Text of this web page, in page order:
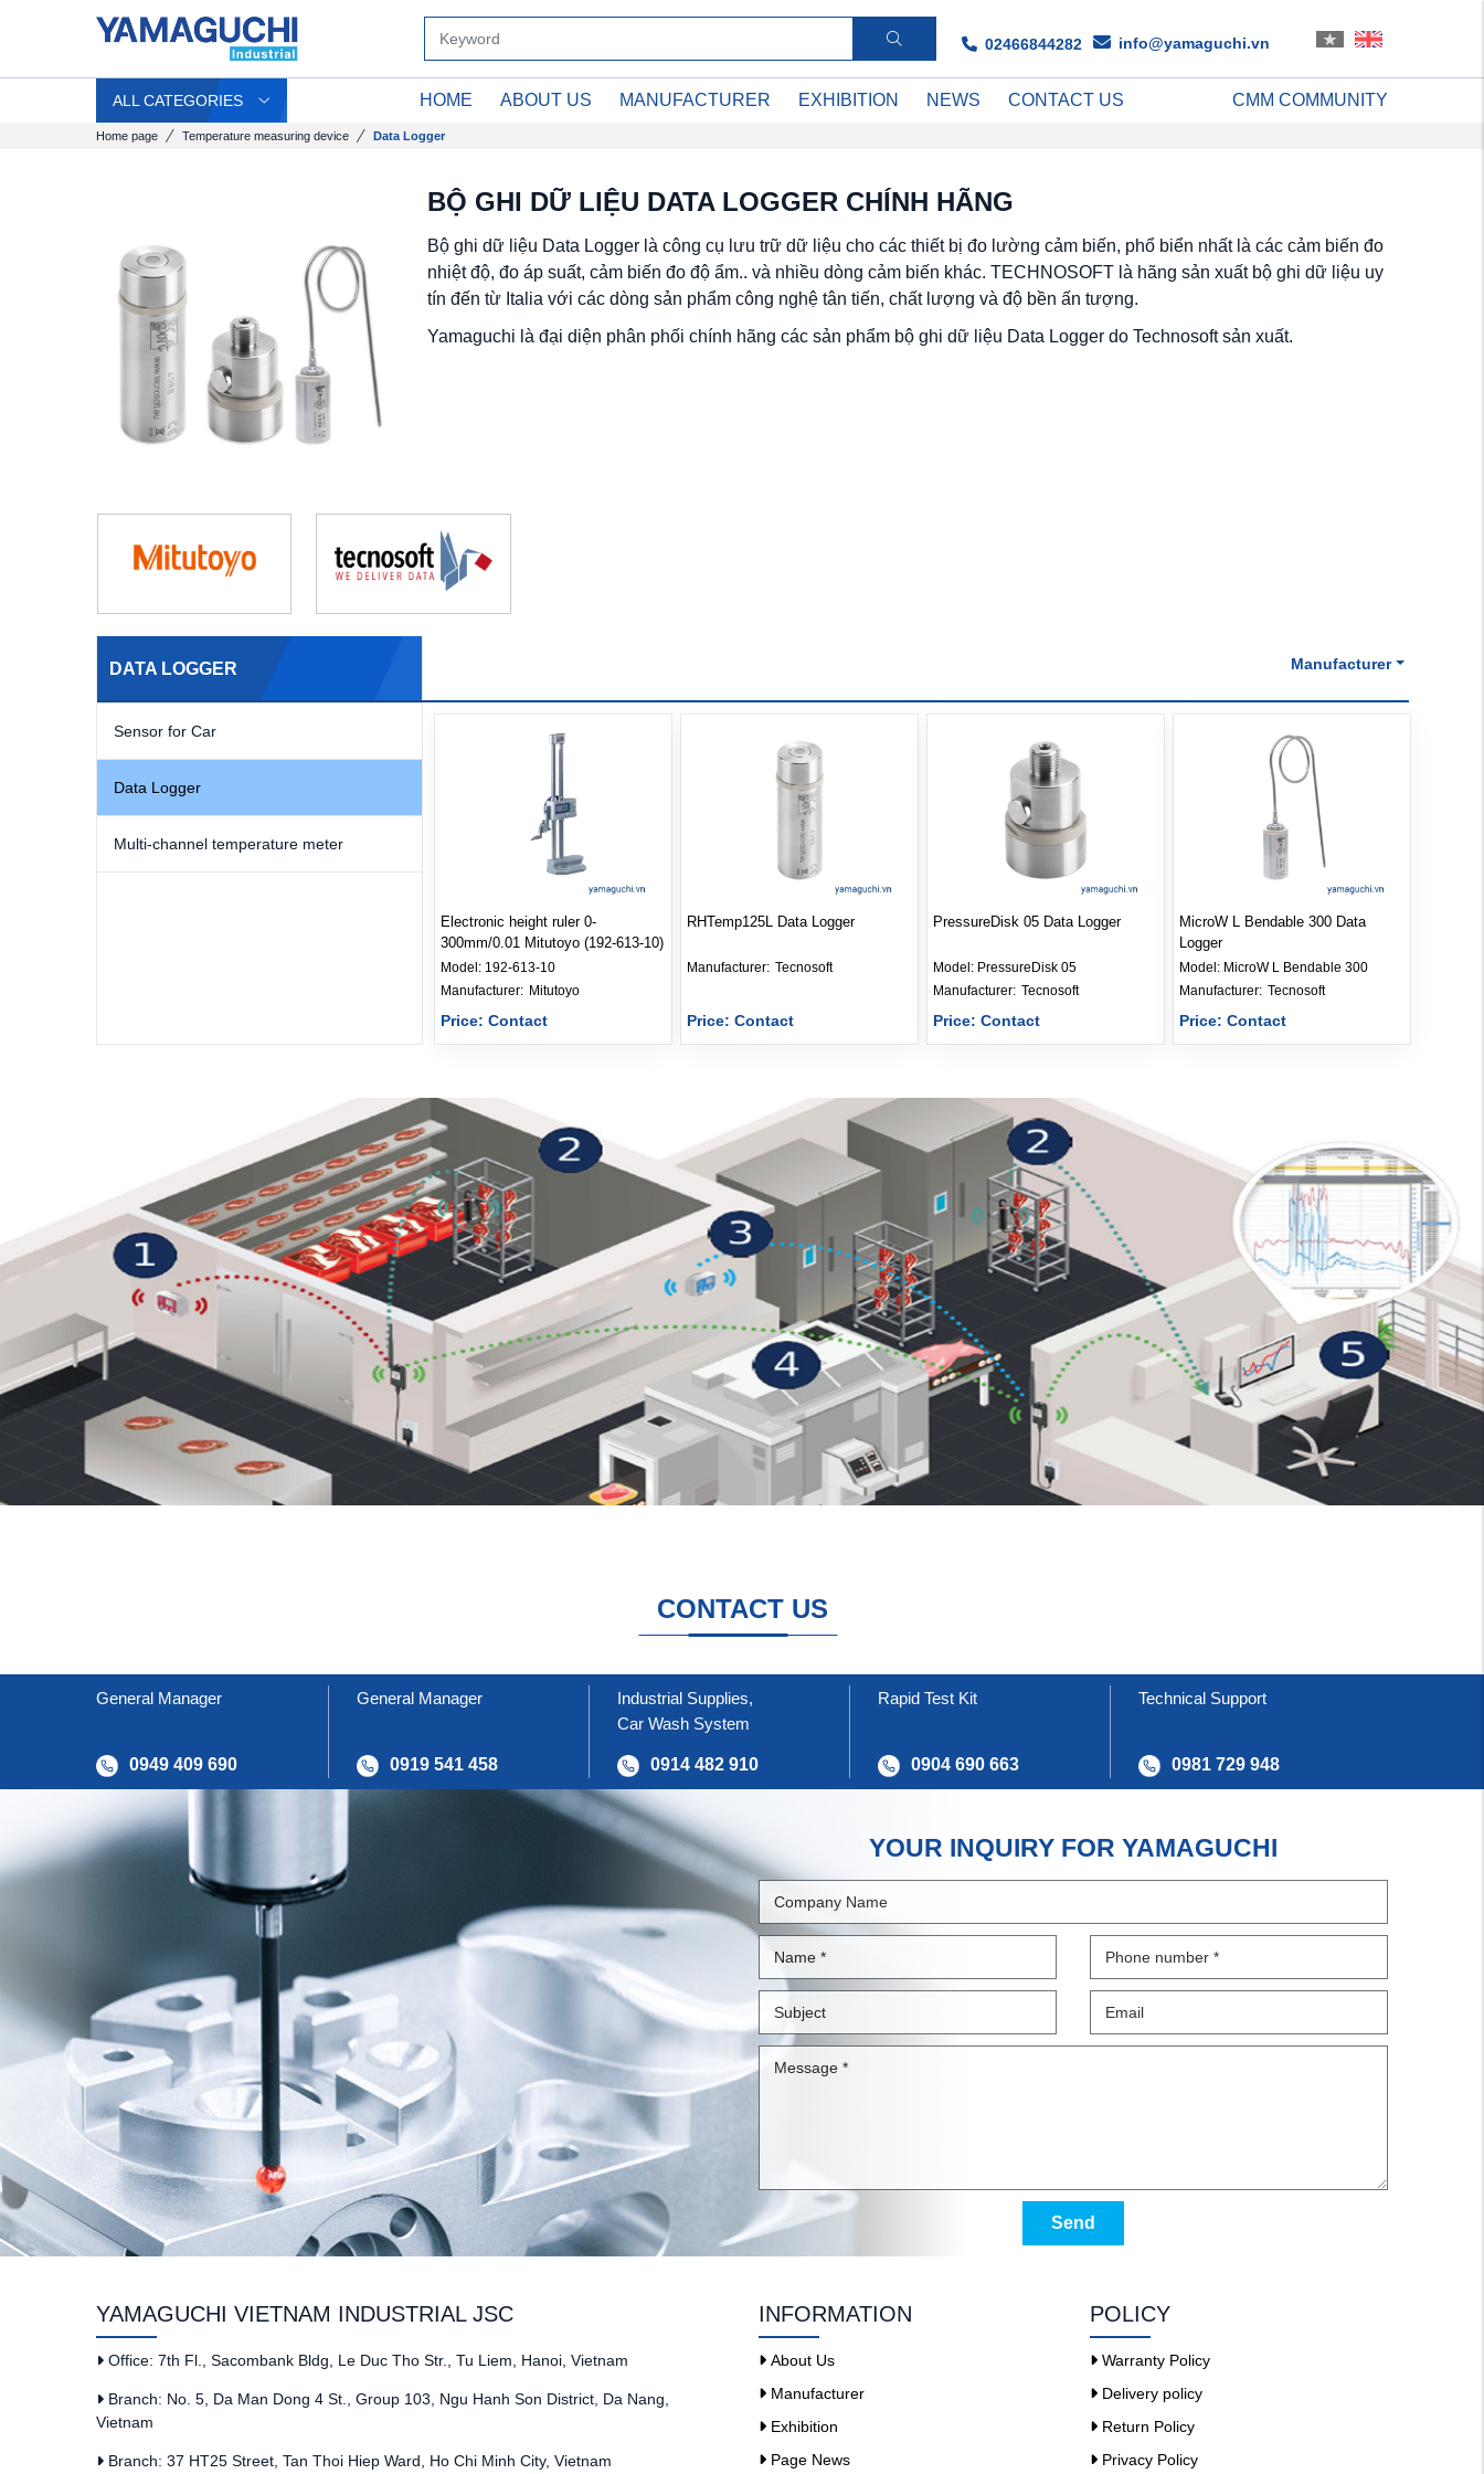
02466844282 info@yamaguchi.vn
ALL CATEGORIES HOME ABOUT US MANUFACTURER EXHIBITION NEWS CONTACT US CMM COMMUNITY
Home page Temperature measuring device Data Logger
BỘ GHI DỮ LIỆU DATA LOGGER CHÍNH HÃNG
Bộ ghi dữ liệu Data Logger là công cụ lưu trữ dữ liệu cho các thiết bị đo lường cảm biến, phổ biển nhất là các cảm biến đo
nhiệt độ, đo áp suất, cảm biến đo độ ẩm.. và nhiều dòng cảm biến khác. TECHNOSOFT là hãng sản xuất bộ ghi dữ liệu uy
tín đến từ Italia với các dòng sản phẩm công nghệ tân tiến, chất lượng và độ bền ấn tượng.
Yamaguchi là đại diện phân phối chính hãng các sản phẩm bộ ghi dữ liệu Data Logger do Technosoft sản xuất.
DATA LOGGER
Sensor for Car
Data Logger
Multi-channel temperature meter
Manufacturer
Electronic height ruler 0-
300mm/0.01 Mitutoyo (192-613-10)
Model: 192-613-10
Manufacturer: Mitutoyo
Price: Contact
RHTemp125L Data Logger
Manufacturer: Tecnosoft
Price: Contact
PressureDisk 05 Data Logger
Model: PressureDisk 05
Manufacturer: Tecnosoft
Price: Contact
MicroW L Bendable 300 Data
Logger
Model: MicroW L Bendable 300
Manufacturer: Tecnosoft
Price: Contact
CONTACT US
General Manager
0949 409 690
General Manager
0919 541 458
Industrial Supplies,
Car Wash System
0914 482 910
Rapid Test Kit
0904 690 663
Technical Support
0981 729 948
YOUR INQUIRY FOR YAMAGUCHI
Send
YAMAGUCHI VIETNAM INDUSTRIAL JSC
Office: 7th Fl., Sacombank Bldg, Le Duc Tho Str., Tu Liem, Hanoi, Vietnam
Branch: No. 5, Da Man Dong 4 St., Group 103, Ngu Hanh Son District, Da Nang,
Vietnam
Branch: 37 HT25 Street, Tan Thoi Hiep Ward, Ho Chi Minh City, Vietnam
INFORMATION
About Us
Manufacturer
Exhibition
Page News
POLICY
Warranty Policy
Delivery policy
Return Policy
Privacy Policy